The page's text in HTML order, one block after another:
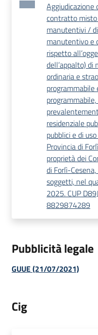
contratto misto
manutentivi /
manutentivo e
rispetto
dell’appalto) di
ordinaria e
programmabile
residenziale
pubblici e di
Provincia di
proprietà dei
di Forlì-
soggetti, nel
2025. CUP
8829874289
Pubblicità legale
GUUE (21/07/2021)
Cig